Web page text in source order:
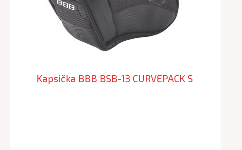
Kapsička BBB BSB-13 CURVEPACK S